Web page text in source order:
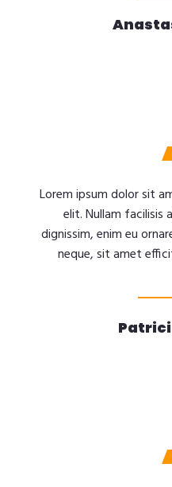
Lorem ipsum dolor sit
elit. Nullam facilisis
dignissim, enim eu
neque, sit amet